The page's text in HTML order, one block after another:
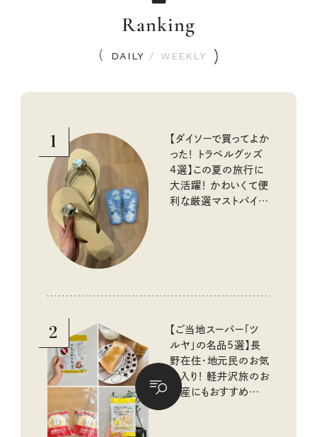
Ranking
DAILY / WEEKLY
1
【ダイソーで買ってよか
った！ トラベルグッズ
4選】この夏の旅行に
大活躍！ かわいくて便
利な厳選マストバイア
2
【ご当地スーパー「ツ
ルヤ」の名品5選】長
野在住・地元民のお気
に入り！ 軽井沢旅のお
土産にもおすすめのお
いしいもの